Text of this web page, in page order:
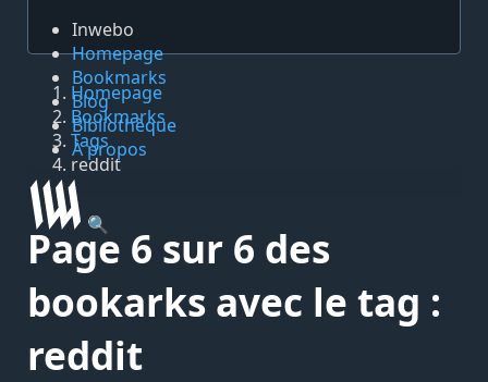
Inwebo
Homepage
Bookmarks
Blog
Bibliothèque
À propos
🔍
Homepage
Bookmarks
Tags
reddit
Page 6 sur 6 des
bookarks avec le tag :
reddit